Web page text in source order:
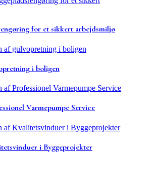
for et sikkert arbejdsmiljø
i boligen
Varmepumpe Service
i Byggeprojekter